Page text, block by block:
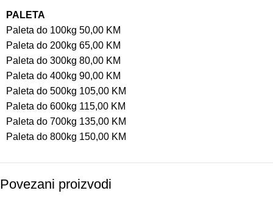
PALETA
Paleta do 100kg 50,00 KM
Paleta do 200kg 65,00 KM
Paleta do 300kg 80,00 KM
Paleta do 400kg 90,00 KM
Paleta do 500kg 105,00 KM
Paleta do 600kg 115,00 KM
Paleta do 700kg 135,00 KM
Paleta do 800kg 150,00 KM
Povezani proizvodi